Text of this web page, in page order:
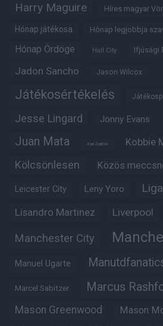
Harry Maguire Híres magyar
Hónap játékosa Hónap legjobbja
Hónap Ördöge Hull City Ifjúsági
Jadon Sancho Jason Wilcox
Játékosértékelés
Jesse Lingard Jonny Evans
Juan Mata Karl Darlow Kobbie
Kölcsönlesen Közös
Leicester City Leny Yoro
Lisandro Martinez Liverpool
Manchester City
Manuel Ugarte
Marcel Sabitzer Marcus
Mason Greenwood Mason